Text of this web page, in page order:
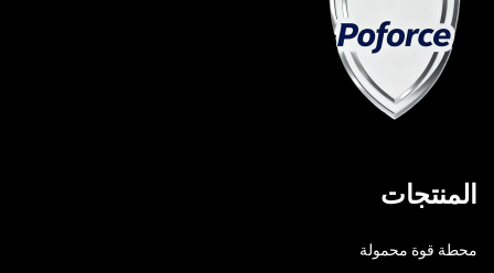
المنتجات
محطة قوة محمولة